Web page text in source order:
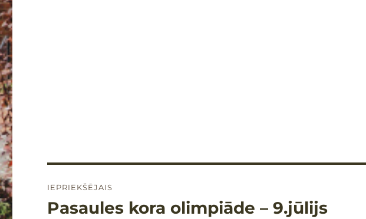
izvēlne
IEPRIEKŠĒJAIS
Iepriekšējais
Pasaules kora olimpiāde – 9.jūlijs